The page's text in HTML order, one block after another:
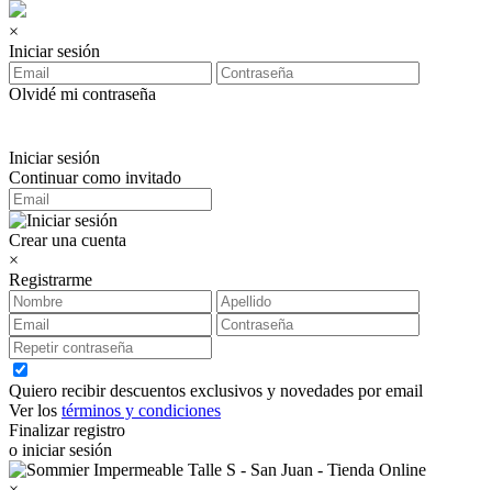
×
Iniciar sesión
Olvidé mi contraseña
Iniciar sesión
Continuar como invitado
Crear una cuenta
×
Registrarme
Quiero recibir descuentos exclusivos y novedades por email
Ver los términos y condiciones
Finalizar registro
o iniciar sesión